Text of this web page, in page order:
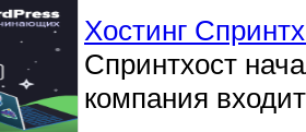
Хостинг
Спринтхост
компания